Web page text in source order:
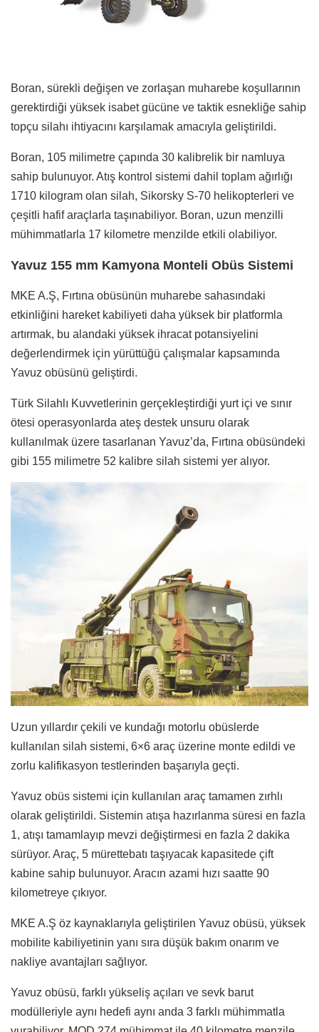
Boran, sürekli değişen ve zorlaşan muharebe koşullarının
gerektirdiği yüksek isabet gücüne ve taktik esnekliğe sahip
topçu silahı ihtiyacını karşılamak amacıyla geliştirildi.
Boran, 105 milimetre çapında 30 kalibrelik bir namluya
sahip bulunuyor. Atış kontrol sistemi dahil toplam ağırlığı
1710 kilogram olan silah, Sikorsky S-70 helikopterleri ve
çeşitli hafif araçlarla taşınabiliyor. Boran, uzun menzilli
mühimmatlarla 17 kilometre menzilde etkili olabiliyor.
Yavuz 155 mm Kamyona Monteli Obüs Sistemi
MKE A.Ş, Fırtına obüsünün muharebe sahasındaki
etkinliğini hareket kabiliyeti daha yüksek bir platformla
artırmak, bu alandaki yüksek ihracat potansiyelini
değerlendirmek için yürüttüğü çalışmalar kapsamında
Yavuz obüsünü geliştirdi.
Türk Silahlı Kuvvetlerinin gerçekleştirdiği yurt içi ve sınır
ötesi operasyonlarda ateş destek unsuru olarak
kullanılmak üzere tasarlanan Yavuz’da, Fırtına obüsündeki
gibi 155 milimetre 52 kalibre silah sistemi yer alıyor.
Uzun yıllardır çekili ve kundağı motorlu obüslerde
kullanılan silah sistemi, 6×6 araç üzerine monte edildi ve
zorlu kalifikasyon testlerinden başarıyla geçti.
Yavuz obüs sistemi için kullanılan araç tamamen zırhlı
olarak geliştirildi. Sistemin atışa hazırlanma süresi en fazla
1, atışı tamamlayıp mevzi değiştirmesi en fazla 2 dakika
sürüyor. Araç, 5 mürettebatı taşıyacak kapasitede çift
kabine sahip bulunuyor. Aracın azami hızı saatte 90
kilometreye çıkıyor.
MKE A.Ş öz kaynaklarıyla geliştirilen Yavuz obüsü, yüksek
mobilite kabiliyetinin yanı sıra düşük bakım onarım ve
nakliye avantajları sağlıyor.
Yavuz obüsü, farklı yükseliş açıları ve sevk barut
modülleriyle aynı hedefi aynı anda 3 farklı mühimmatla